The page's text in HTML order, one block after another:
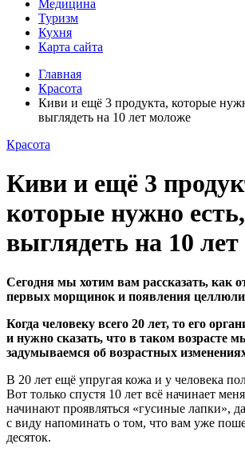
Медицина
Туризм
Кухня
Карта сайта
Главная
Красота
Киви и ещё 3 продукта, которые
выглядеть на 10 лет моложе
Красота
Киви и ещё 3
которые нужно
выглядеть на 10
Сегодня мы хотим вам рассказать, как
первых морщинок и появления
Когда человеку всего 20 лет, то его
и нужно сказать, что в таком возрасте
задумываемся об возрастных
В 20 лет ещё упругая кожа и у человека
Вот только спустя 10 лет всё начинает
начинают проявляться «гусиные лапки»,
с виду напоминать о том, что вам уже
десяток.